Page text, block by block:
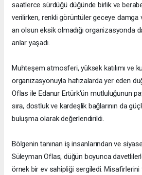
saatlerce sürdüğü düğünde birlik ve
verilirken, renkli görüntüler geceye damga
an olsun eksik olmadığı organizasyonda
anlar yaşadı.
Muhteşem atmosferi, yüksek katılımı ve
organizasyonuyla hafızalarda yer eden
Oflas ile Edanur Ertürk'ün mutluluğunun
sıra, dostluk ve kardeşlik bağlarının da
buluşma olarak değerlendirildi.
Bölgenin tanınan iş insanlarından ve
Süleyman Oflas, düğün boyunca
örnek bir ev sahipliği sergiledi. Misafirlerini